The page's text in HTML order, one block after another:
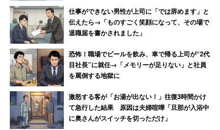
談」のほか「不労所得がある人」や「モンスター新人目撃
談」などのアンケートを募集しています。
仕事ができない男性が上司に「では辞めます」と
伝えたら→「ものすごく笑顔になって、その場で
退職届を書かされました」
恐怖！職場でビールを飲み、車で帰る上司が“2代
目社長”に就任→「メモリーが足りない」と社員
を罵倒する地獄に
激怒する客が「お湯が出ない！」往復3時間かけ
て急行した結果 原因は夫婦喧嘩「旦那が入浴中
に奥さんがスイッチを切っただけ」